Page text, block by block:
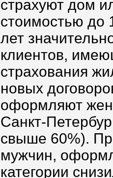
страхуют дом
стоимостью до
лет
клиентов,
страхования
новых
оформляют
Санкт-
свыше 60%).
мужчин,
категории